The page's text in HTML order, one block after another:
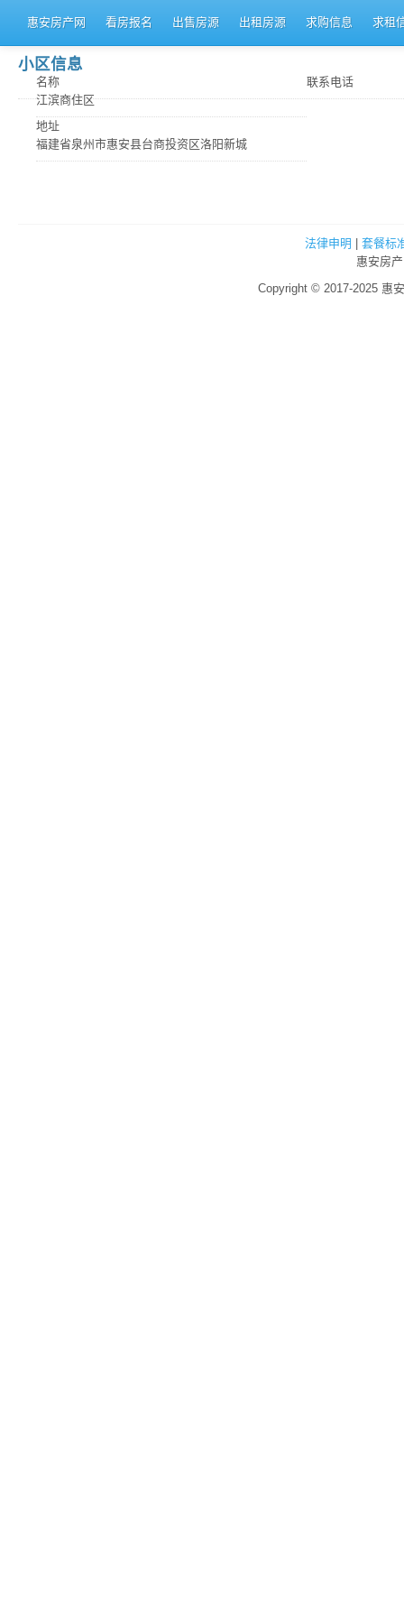
惠安房产网 看房报名 出售房源 出租房源 求购信息 求租
小区信息
名称
江滨商住区
地址
福建省泉州市惠安县台商投资区洛阳新城
联系电话
法律申明
套餐标
惠安房
Copyright © 2017-2025 惠